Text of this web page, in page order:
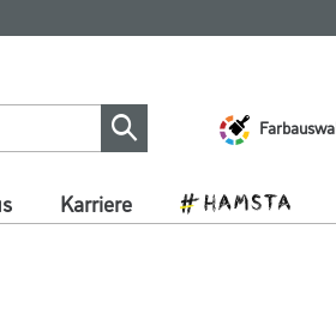
Karriere